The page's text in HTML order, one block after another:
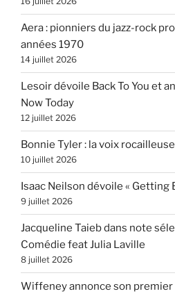
Aera : pionniers du jazz-rock
années 1970
14 juillet 2026
Lesoir dévoile Back To You et
Now Today
12 juillet 2026
Bonnie Tyler : la voix
10 juillet 2026
Isaac Neilson dévoile « Getting
9 juillet 2026
Jacqueline Taieb dans note
Comédie feat Julia Laville
8 juillet 2026
Wiffeney annonce son premier